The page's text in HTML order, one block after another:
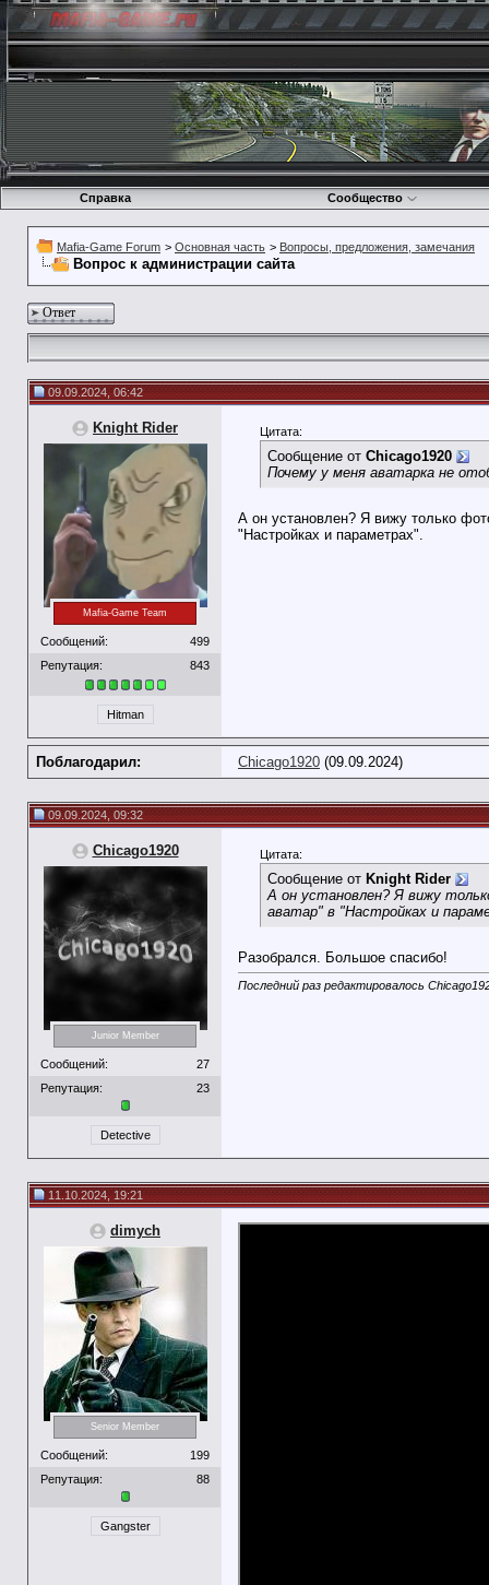
Справка Сообщество
Mafia-Game Forum > Основная часть > Вопросы, предложения, замечания
Вопрос к администрации сайта
Ответ
09.09.2024, 06:42
Knight Rider
Mafia-Game Team
Сообщений:
499
Репутация:
843
Hitman
Цитата:
Сообщение от Chicago1920
Почему у меня аватарка не
А он установлен? Я вижу только
"Настройках и параметрах".
Поблагодарил: Chicago1920 (09.09.2024)
09.09.2024, 09:32
Chicago1920
Junior Member
Сообщений:
27
Репутация:
23
Detective
Цитата:
Сообщение от Knight Rider
А он установлен? Я вижу
аватар" в "Настройках и
Разобрался. Большое спасибо!
Последний раз редактировалось
11.10.2024, 19:21
dimych
Senior Member
Сообщений:
199
Репутация:
88
Gangster